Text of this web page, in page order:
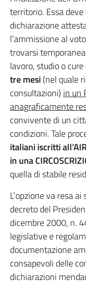
territorio. Essa
dichiarazione
l’ammissione al
trovarsi
lavoro, studio o
tre mesi(nel quale
consultazioni)in un
anagraficamente
convivente di un
condizioni. Tale
italiani iscritti
in una
quella di stabile
L’opzione va resa
decreto del
dicembre 2000, n.
legislative e
documentazione
consapevoli delle
dichiarazioni